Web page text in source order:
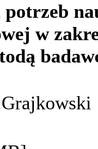
potrzeb
w